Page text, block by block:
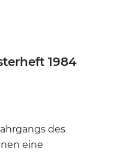
1984
des
eine